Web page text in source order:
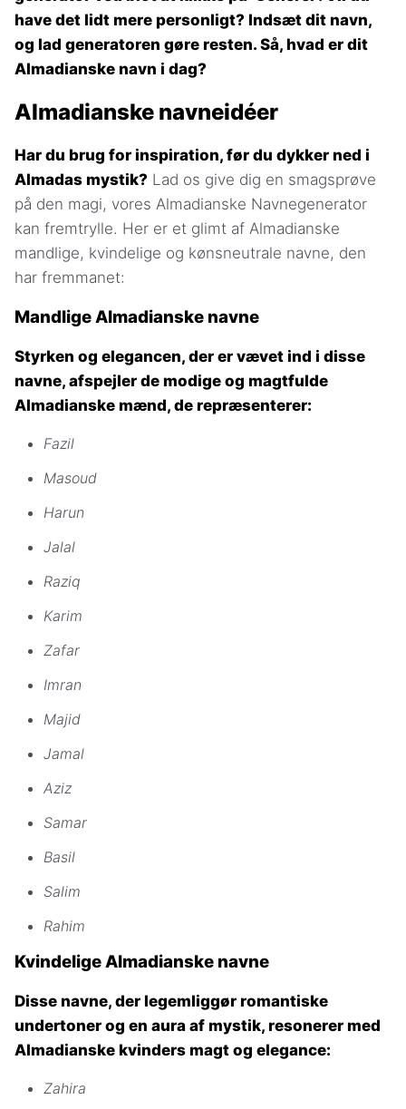
have det lidt mere personligt? Indsæt dit navn,
og lad generatoren gøre resten. Så, hvad er dit
Almadianske navn i dag?
Almadianske navneidéer
Har du brug for inspiration, før du dykker ned i
Almadas mystik? Lad os give dig en smagsprøve
på den magi, vores Almadianske Navnegenerator
kan fremtrylle. Her er et glimt af Almadianske
mandlige, kvindelige og kønsneutrale navne, den
har fremmanet:
Mandlige Almadianske navne
Styrken og elegancen, der er vævet ind i disse
navne, afspejler de modige og magtfulde
Almadianske mænd, de repræsenterer:
Fazil
Masoud
Harun
Jalal
Raziq
Karim
Zafar
Imran
Majid
Jamal
Aziz
Samar
Basil
Salim
Rahim
Kvindelige Almadianske navne
Disse navne, der legemliggør romantiske
undertoner og en aura af mystik, resonerer med
Almadianske kvinders magt og elegance:
Zahira